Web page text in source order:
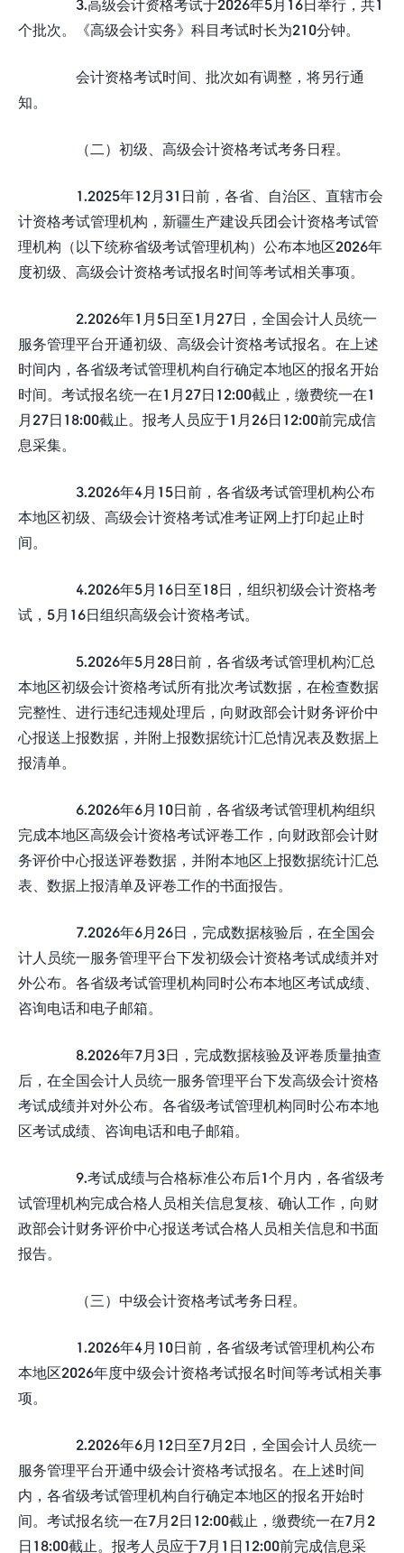
3.高级会计资格考试于2026年5月16日举行，共1
个批次。《高级会计实务》科目考试时长为210分钟。
会计资格考试时间、批次如有调整，将另行通
知。
（二）初级、高级会计资格考试考务日程。
1.2025年12月31日前，各省、自治区、直辖市会
计资格考试管理机构，新疆生产建设兵团会计资格考试管
理机构（以下统称省级考试管理机构）公布本地区2026年
度初级、高级会计资格考试报名时间等考试相关事项。
2.2026年1月5日至1月27日，全国会计人员统一
服务管理平台开通初级、高级会计资格考试报名。在上述
时间内，各省级考试管理机构自行确定本地区的报名开始
时间。考试报名统一在1月27日12:00截止，缴费统一在1
月27日18:00截止。报考人员应于1月26日12:00前完成信
息采集。
3.2026年4月15日前，各省级考试管理机构公布
本地区初级、高级会计资格考试准考证网上打印起止时
间。
4.2026年5月16日至18日，组织初级会计资格考
试，5月16日组织高级会计资格考试。
5.2026年5月28日前，各省级考试管理机构汇总
本地区初级会计资格考试所有批次考试数据，在检查数据
完整性、进行违纪违规处理后，向财政部会计财务评价中
心报送上报数据，并附上报数据统计汇总情况表及数据上
报清单。
6.2026年6月10日前，各省级考试管理机构组织
完成本地区高级会计资格考试评卷工作，向财政部会计财
务评价中心报送评卷数据，并附本地区上报数据统计汇总
表、数据上报清单及评卷工作的书面报告。
7.2026年6月26日，完成数据核验后，在全国会
计人员统一服务管理平台下发初级会计资格考试成绩并对
外公布。各省级考试管理机构同时公布本地区考试成绩、
咨询电话和电子邮箱。
8.2026年7月3日，完成数据核验及评卷质量抽查
后，在全国会计人员统一服务管理平台下发高级会计资格
考试成绩并对外公布。各省级考试管理机构同时公布本地
区考试成绩、咨询电话和电子邮箱。
9.考试成绩与合格标准公布后1个月内，各省级考
试管理机构完成合格人员相关信息复核、确认工作，向财
政部会计财务评价中心报送考试合格人员相关信息和书面
报告。
（三）中级会计资格考试考务日程。
1.2026年4月10日前，各省级考试管理机构公布
本地区2026年度中级会计资格考试报名时间等考试相关事
项。
2.2026年6月12日至7月2日，全国会计人员统一
服务管理平台开通中级会计资格考试报名。在上述时间
内，各省级考试管理机构自行确定本地区的报名开始时
间。考试报名统一在7月2日12:00截止，缴费统一在7月2
日18:00截止。报考人员应于7月1日12:00前完成信息采